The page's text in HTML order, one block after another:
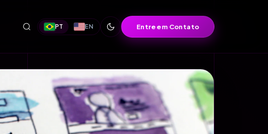
PT EN Entre em Contato